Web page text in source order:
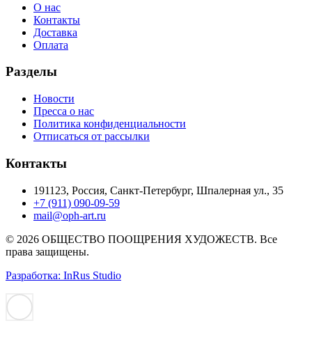
О нас
Контакты
Доставка
Оплата
Разделы
Новости
Пресса о нас
Политика конфиденциальности
Отписаться от рассылки
Контакты
191123, Россия, Санкт-Петербург, Шпалерная ул., 35
+7 (911) 090-09-59
mail@oph-art.ru
© 2026 ОБЩЕСТВО ПООЩРЕНИЯ ХУДОЖЕСТВ. Все
права защищены.
Разработка: InRus Studio